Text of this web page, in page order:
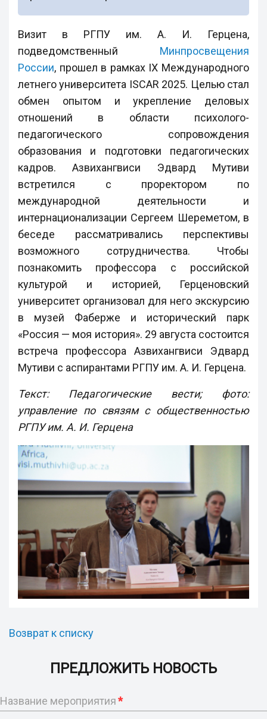
Визит в РГПУ им. А. И. Герцена,
подведомственный Минпросвещения
России, прошел в рамках IX Международного
летнего университета ISCAR 2025. Целью стал
обмен опытом и укрепление деловых
отношений в области психолого-
педагогического сопровождения
образования и подготовки педагогических
кадров. Азвихангвиси Эдвард Мутиви
встретился с проректором по
международной деятельности и
интернационализации Сергеем Шереметом, в
беседе рассматривались перспективы
возможного сотрудничества. Чтобы
познакомить профессора с российской
культурой и историей, Герценовский
университет организовал для него экскурсию
в музей Фаберже и исторический парк
«Россия — моя история». 29 августа состоится
встреча профессора Азвихангвиси Эдвард
Мутиви с аспирантами РГПУ им. А. И. Герцена.
Текст: Педагогические вести; фото:
управление по связям с общественностью
РГПУ им. А. И. Герцена
Возврат к списку
ПРЕДЛОЖИТЬ НОВОСТЬ
Название мероприятия*